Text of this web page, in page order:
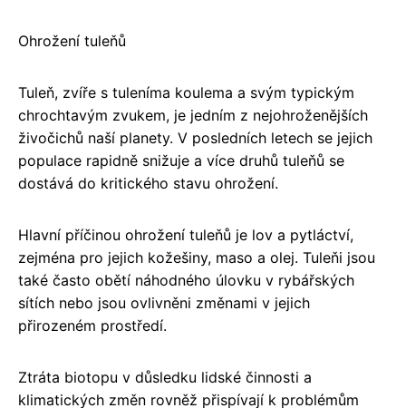
Ohrožení tuleňů
Tuleň, zvíře s tuleníma koulema a svým typickým
chrochtavým zvukem, je jedním z nejohroženějších
živočichů naší planety. V posledních letech se jejich
populace rapidně snižuje a více druhů tuleňů se
dostává do kritického stavu ohrožení.
Hlavní příčinou ohrožení tuleňů je lov a pytláctví,
zejména pro jejich kožešiny, maso a olej. Tuleňi jsou
také často obětí náhodného úlovku v rybářských
sítích nebo jsou ovlivněni změnami v jejich
přirozeném prostředí.
Ztráta biotopu v důsledku lidské činnosti a
klimatických změn rovněž přispívají k problémům